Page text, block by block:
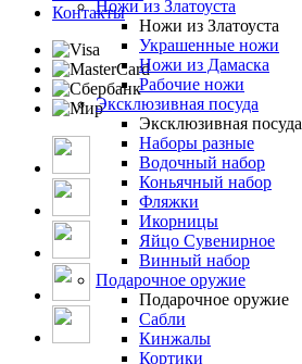
КонтактыНожи из Златоуста
Ножи из Златоуста
Украшенные ножи
Ножи из Дамаска
Рабочие ножи
Эксклюзивная посуда
Эксклюзивная посуда
Наборы разные
Водочный набор
Коньячный набор
Фляжки
Икорницы
Яйцо Сувенирное
Винный набор
Подарочное оружие
Подарочное оружие
Сабли
Кинжалы
Кортики